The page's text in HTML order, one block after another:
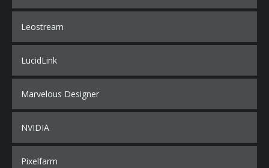
Leostream
LucidLink
Marvelous Designer
NVIDIA
Pixelfarm